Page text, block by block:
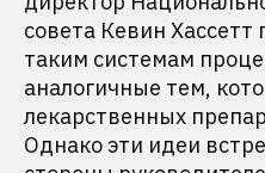
совета Кевин
таким системам
аналогичные тем,
лекарственных
Однако эти идеи